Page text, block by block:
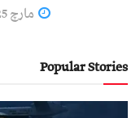
مارچ 25, 2024
Popular Stories